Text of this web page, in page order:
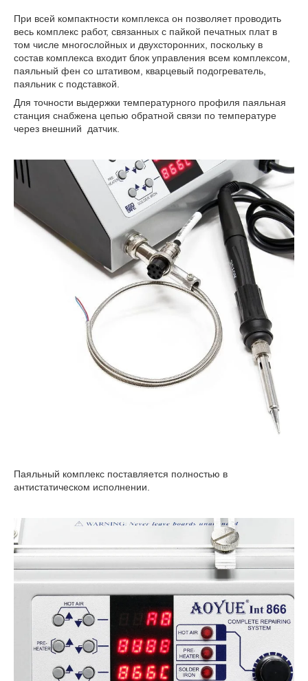
При всей компактности комплекса он позволяет проводить
весь комплекс работ, связанных с пайкой печатных плат в
том числе многослойных и двухсторонних, поскольку в
состав комплекса входит блок управления всем комплексом,
паяльный фен со штативом, кварцевый подогреватель,
паяльник с подставкой.
Для точности выдержки температурного профиля паяльная
станция снабжена цепью обратной связи по температуре
через внешний датчик.
Паяльный комплекс поставляется полностью в
антистатическом исполнении.